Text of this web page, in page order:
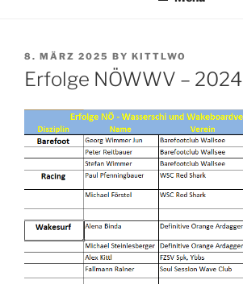
POSTED
ON
8. MÄRZ 2025 BY KITTLWO
Erfolge NÖWWV – 2024